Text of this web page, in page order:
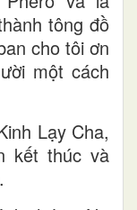
tông đồ
cho tôi ơn
một cách
Lạy Cha,
kết thúc và